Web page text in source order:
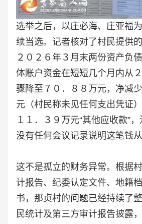
选举之后，以庄必海、庄亚福
续当选。记者核对了村民提供
２０２６年３月末两份资产负
体账户资金在短短几个月内从
骤降至７０．８８万元，净减
元（村民称未见任何支出凭证
１１．３９万元“其他应收款”，
没有任何会议记录说明这笔钱从
这不是孤立的财务异常。根据
计报告、纪委认定文件、地籍
书，那贞村的问题已经持续了
民统计及第三方审计报告披露